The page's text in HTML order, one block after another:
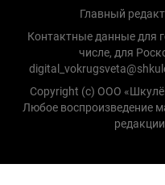
Главный
Контактные данные для
числе, для
Copyright (с) ООО
Любое воспроизведение